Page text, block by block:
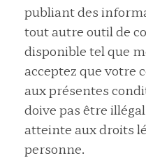
publiant des
tout autre outil de
disponible tel que
acceptez que votre
aux présentes
doive pas être
atteinte aux droits
personne.